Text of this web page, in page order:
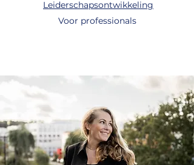
Leiderschapsontwikkeling
Voor professionals